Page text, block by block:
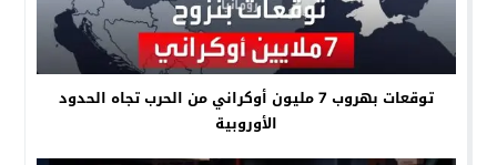
توقعات بهروب 7 مليون أوكراني من الحرب تجاه الحدود
الأوروبية